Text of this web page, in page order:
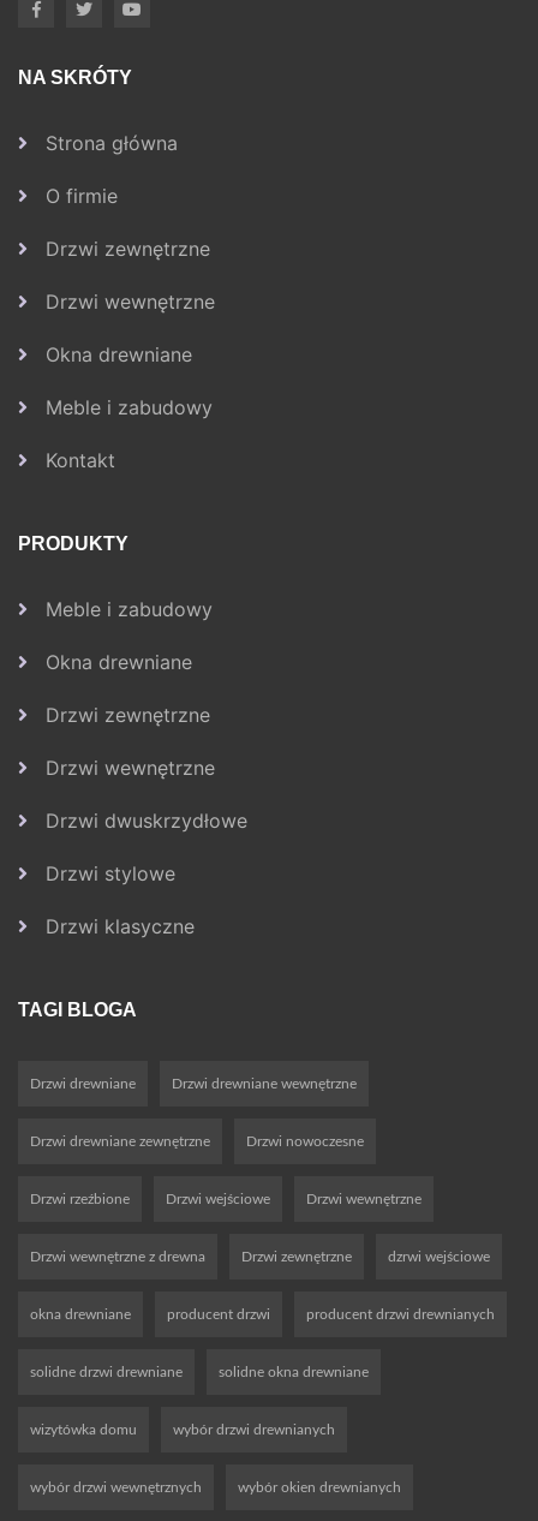
NA SKRÓTY
Strona główna
O firmie
Drzwi zewnętrzne
Drzwi wewnętrzne
Okna drewniane
Meble i zabudowy
Kontakt
PRODUKTY
Meble i zabudowy
Okna drewniane
Drzwi zewnętrzne
Drzwi wewnętrzne
Drzwi dwuskrzydłowe
Drzwi stylowe
Drzwi klasyczne
TAGI BLOGA
Drzwi drewniane Drzwi drewniane wewnętrzne
Drzwi drewniane zewnętrzne Drzwi nowoczesne
Drzwi rzeźbione Drzwi wejściowe Drzwi wewnętrzne
Drzwi wewnętrzne z drewna Drzwi zewnętrzne dzrwi wejściowe
okna drewniane producent drzwi producent drzwi drewnianych
solidne drzwi drewniane solidne okna drewniane
wizytówka domu wybór drzwi drewnianych
wybór drzwi wewnętrznych wybór okien drewnianych